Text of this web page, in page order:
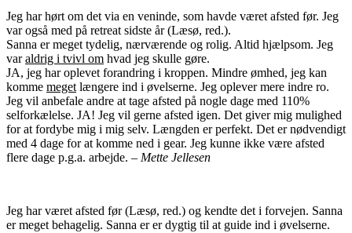
Jeg har hørt om det via en veninde, som havde været afsted før. Jeg
var også med på retreat sidste år (Læsø, red.).
Sanna er meget tydelig, nærværende og rolig. Altid hjælpsom. Jeg
varaldrig i tvivl om hvad jeg skulle gøre.
JA, jeg har oplevet forandring i kroppen. Mindre ømhed, jeg kan
komme meget længere ind i øvelserne. Jeg oplever mere indre ro.
Jeg vil anbefale andre at tage afsted på nogle dage med 110%
selforkælelse. JA! Jeg vil gerne afsted igen. Det giver mig mulighed
for at fordybe mig i mig selv. Længden er perfekt. Det er nødvendigt
med 4 dage for at komme ned i gear. Jeg kunne ikke være afsted
flere dage p.g.a. arbejde. – Mette Jellesen
Jeg har været afsted før (Læsø, red.) og kendte det i forvejen. Sanna
er meget behagelig. Sanna er er dygtig til at guide ind i øvelserne.